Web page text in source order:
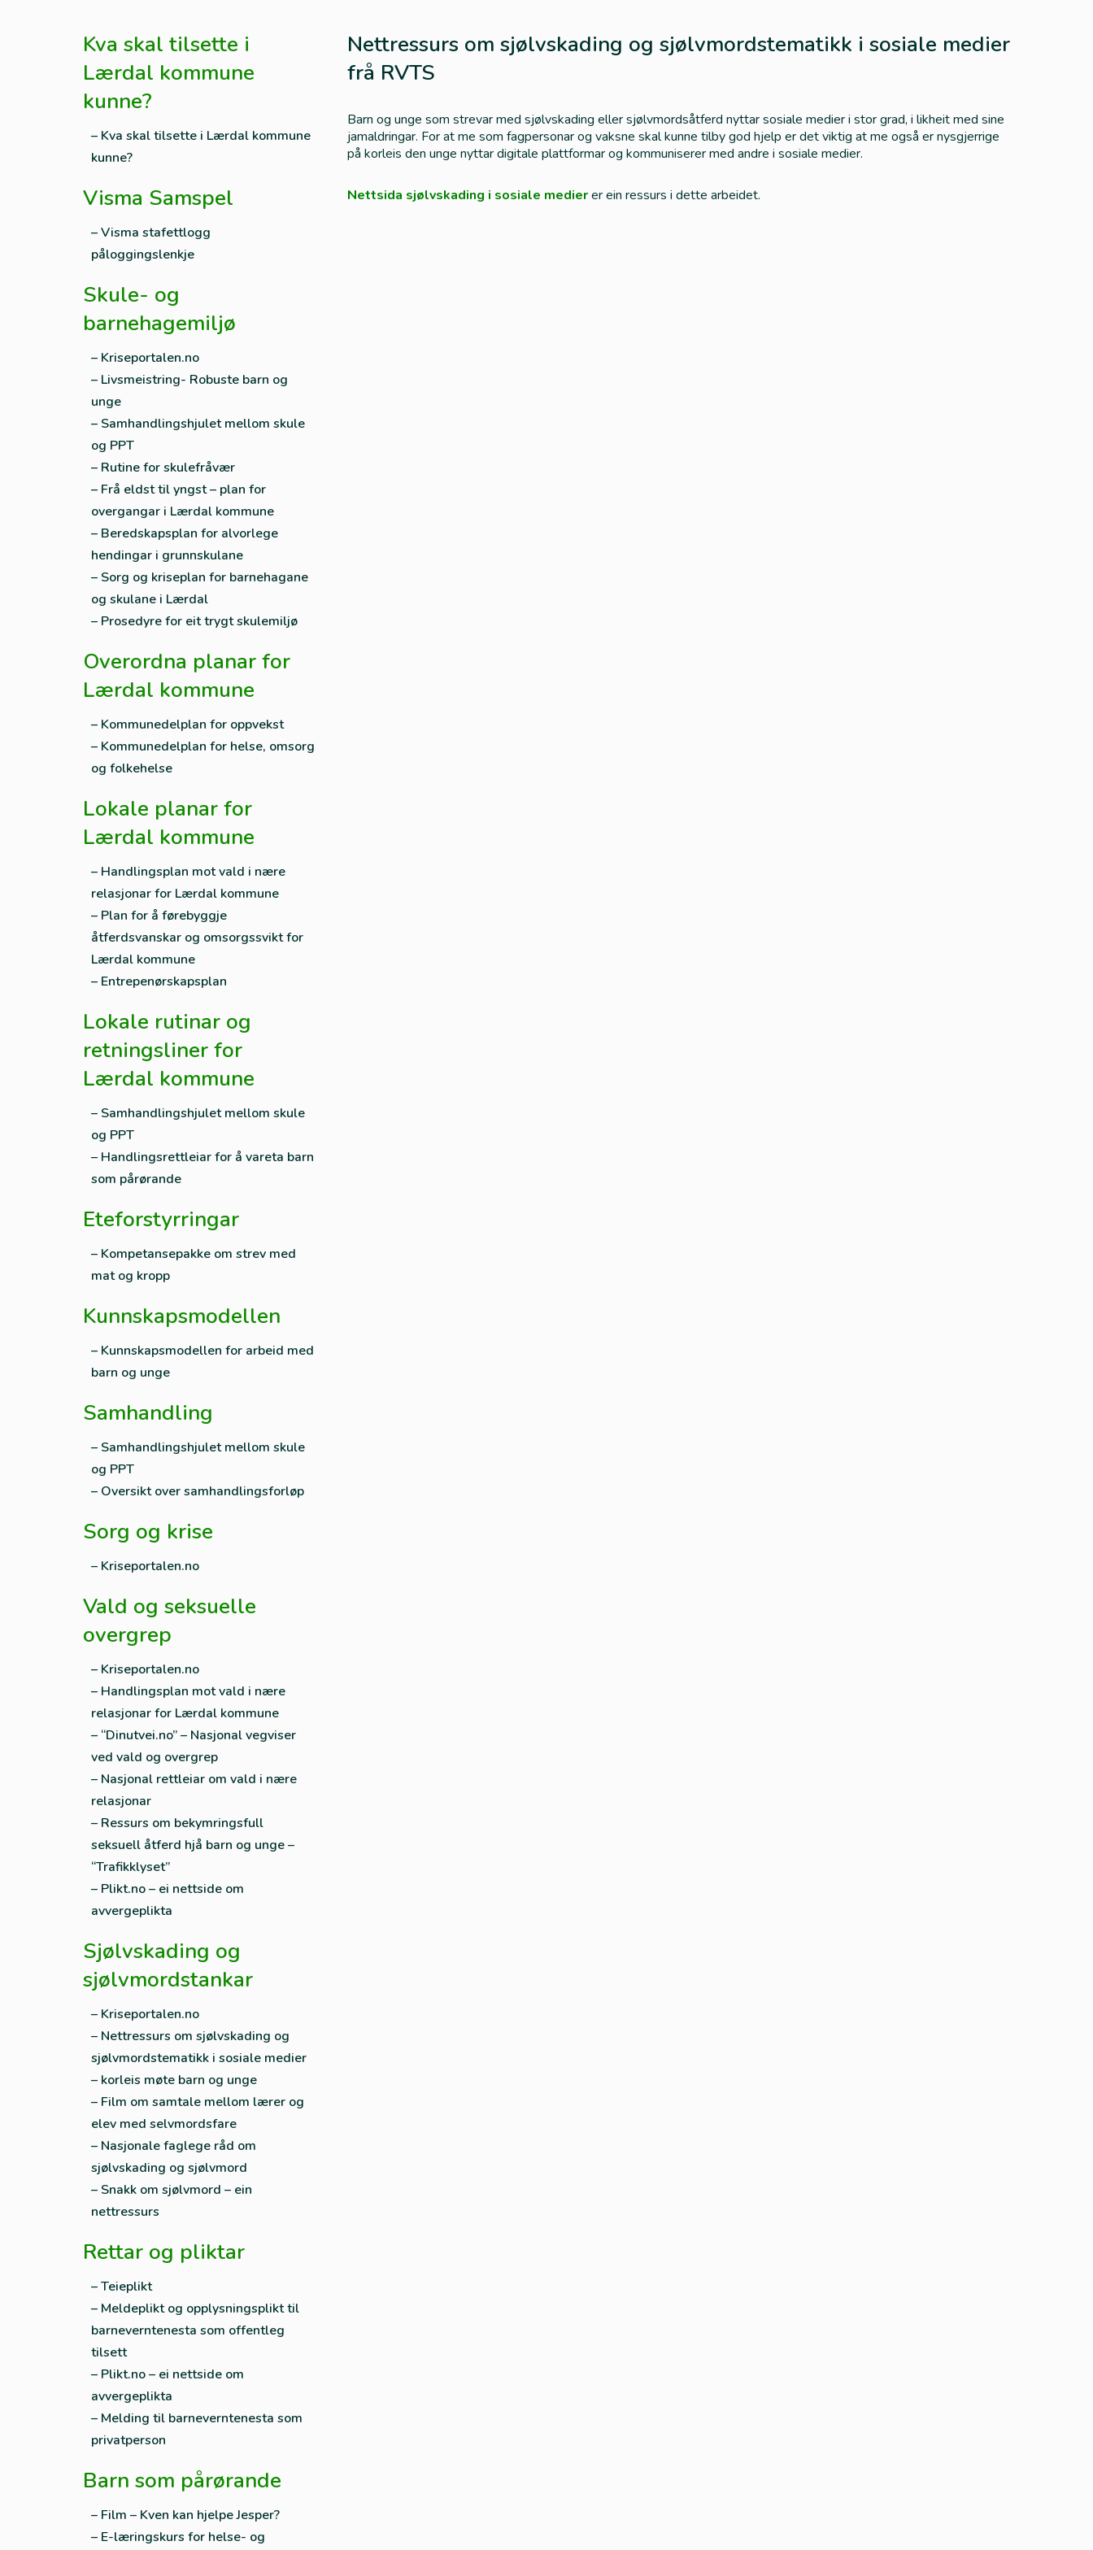
Nettressurs om sjølvskading og sjølvmordstematikk i sosiale medier
frå RVTS
Barn og unge som strevar med sjølvskading eller sjølvmordsåtferd nyttar sosiale medier i stor grad, i likheit med sine
jamaldringar. For at me som fagpersonar og vaksne skal kunne tilby god hjelp er det viktig at me også er nysgjerrige
på korleis den unge nyttar digitale plattformar og kommuniserer med andre i sosiale medier.
Nettsida sjølvskading i sosiale medierer ein ressurs i dette arbeidet.
Kva skal tilsette i
Lærdal kommune
kunne?
– Kva skal tilsette i Lærdal kommune
kunne?
Visma Samspel
– Visma stafettlogg
påloggingslenkje
Skule- og
barnehagemiljø
– Kriseportalen.no
– Livsmeistring- Robuste barn og
unge
– Samhandlingshjulet mellom skule
og PPT
– Rutine for skulefråvær
– Frå eldst til yngst – plan for
overgangar i Lærdal kommune
– Beredskapsplan for alvorlege
hendingar i grunnskulane
– Sorg og kriseplan for barnehagane
og skulane i Lærdal
– Prosedyre for eit trygt skulemiljø
Overordna planar for
Lærdal kommune
– Kommunedelplan for oppvekst
– Kommunedelplan for helse, omsorg
og folkehelse
Lokale planar for
Lærdal kommune
– Handlingsplan mot vald i nære
relasjonar for Lærdal kommune
– Plan for å førebyggje
åtferdsvanskar og omsorgssvikt for
Lærdal kommune
– Entrepenørskapsplan
Lokale rutinar og
retningsliner for
Lærdal kommune
– Samhandlingshjulet mellom skule
og PPT
– Handlingsrettleiar for å vareta barn
som pårørande
Eteforstyrringar
– Kompetansepakke om strev med
mat og kropp
Kunnskapsmodellen
– Kunnskapsmodellen for arbeid med
barn og unge
Samhandling
– Samhandlingshjulet mellom skule
og PPT
– Oversikt over samhandlingsforløp
Sorg og krise
– Kriseportalen.no
Vald og seksuelle
overgrep
– Kriseportalen.no
– Handlingsplan mot vald i nære
relasjonar for Lærdal kommune
– “Dinutvei.no” – Nasjonal vegviser
ved vald og overgrep
– Nasjonal rettleiar om vald i nære
relasjonar
– Ressurs om bekymringsfull
seksuell åtferd hjå barn og unge –
“Trafikklyset”
– Plikt.no – ei nettside om
avvergeplikta
Sjølvskading og
sjølvmordstankar
– Kriseportalen.no
– Nettressurs om sjølvskading og
sjølvmordstematikk i sosiale medier
– korleis møte barn og unge
– Film om samtale mellom lærer og
elev med selvmordsfare
– Nasjonale faglege råd om
sjølvskading og sjølvmord
– Snakk om sjølvmord – ein
nettressurs
Rettar og pliktar
– Teieplikt
– Meldeplikt og opplysningsplikt til
barneverntenesta som offentleg
tilsett
– Plikt.no – ei nettside om
avvergeplikta
– Melding til barneverntenesta som
privatperson
Barn som pårørande
– Film – Kven kan hjelpe Jesper?
– E-læringskurs for helse- og